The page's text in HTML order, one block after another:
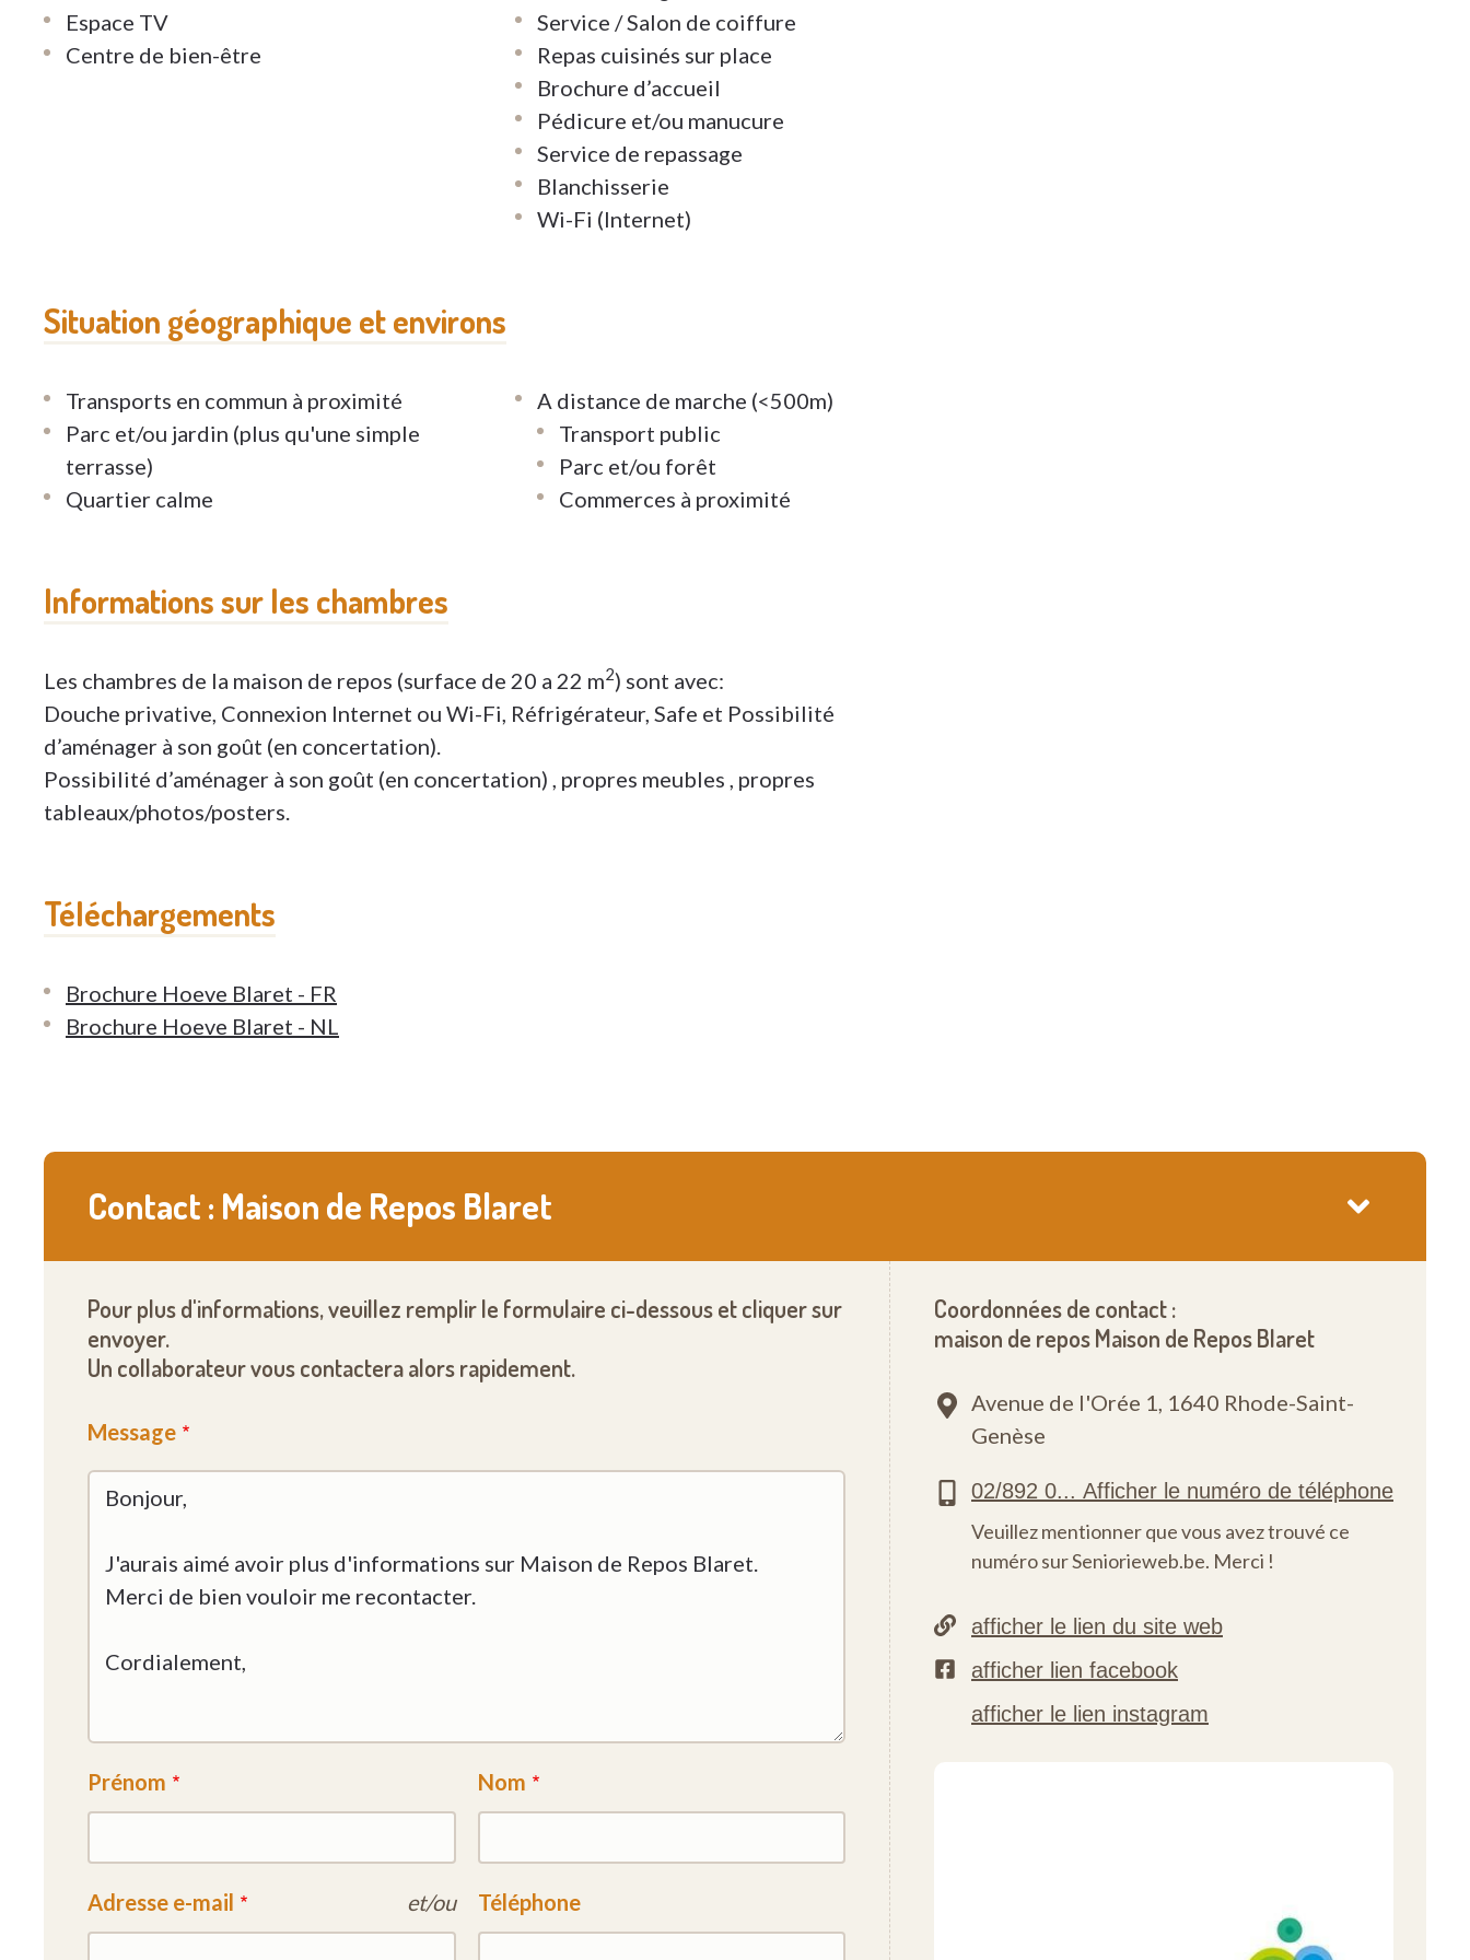
LES ÉCOLES ET LA FORÊT SOLAIRE
Vous voulez de la compagnie ? La Résidence Blaret organise régulièrement des activités
telles que l'après-midi de chant populaire, une promenade dans le parc, une après-midi
littéraire ou la gymnastique douce. Les écoliers locaux vous rendent également visite de
temps en temps et proposent des animations ou des spectacles dans la cour de la ferme du
Espace TV
Centre de bien-être
Service / Salon de coiffure
Repas cuisinés sur place
Brochure d’accueil
Pédicure et/ou manucure
Service de repassage
Blanchisserie
Wi-Fi (Internet)
Situation géographique et environs
Transports en commun à proximité
Parc et/ou jardin (plus qu'une simple
terrasse)
Quartier calme
A distance de marche (<500m)
Transport public
Parc et/ou forêt
Commerces à proximité
Informations sur les chambres
Les chambres de la maison de repos (surface de 20 a 22 m2) sont avec:
Douche privative, Connexion Internet ou Wi-Fi, Réfrigérateur, Safe et Possibilité
d’aménager à son goût (en concertation).
Possibilité d’aménager à son goût (en concertation) , propres meubles , propres
tableaux/photos/posters.
Téléchargements
Brochure Hoeve Blaret - FR
Brochure Hoeve Blaret - NL
Contact : Maison de Repos Blaret
Pour plus d'informations, veuillez remplir le formulaire ci-dessous et cliquer sur
envoyer.
Un collaborateur vous contactera alors rapidement.
Message
Prénom Nom
Adresse e-mail et/ou Téléphone
Coordonnées de contact :
maison de repos Maison de Repos Blaret
Avenue de l'Orée 1, 1640 Rhode-Saint-
Genèse
Veuillez mentionner que vous avez trouvé ce
numéro sur Seniorieweb.be. Merci !